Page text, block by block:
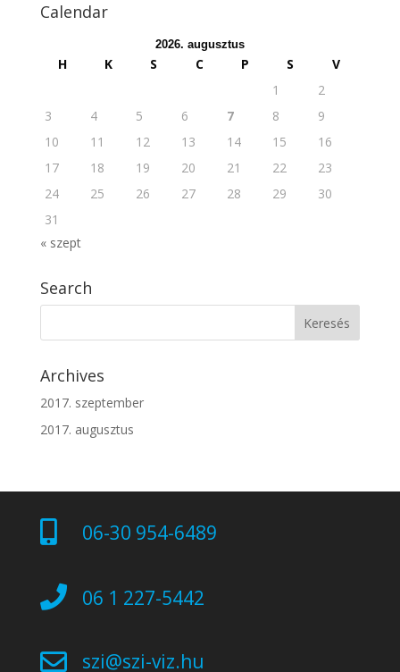
Calendar
2026. augusztus
H K S C P S
V
1
2
3
4 5 6 7 8
9
10
11 12 13 14 15
16
17
18 19 20 21 22
23
24
25 26 27 28 29
30
31
« szept
Search
Archives
2017. szeptember
2017. augusztus
 06-30 954-6489
 06 1 227-5442
 szi@szi-viz.hu